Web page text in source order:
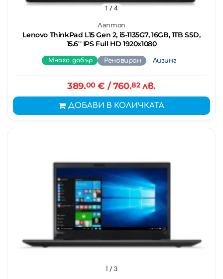
Лаптоп
Lenovo ThinkPad L15 Gen 2, i5-1135G7, 16GB, 1TB SSD,
15.6'' IPS Full HD 1920x1080
1 / 4
Много добър Реновиран Лизинг
389.00€ / 760.82лв.
ДОБАВИ В КОЛИЧКАТА
1 / 3